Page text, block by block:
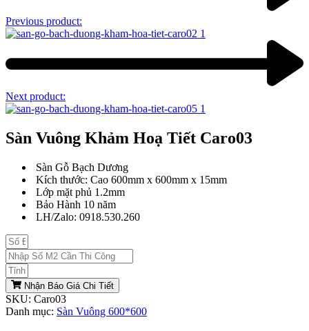
Previous product:
Next product:
Sàn Vuông Khảm Hoạ Tiết Caro03
Sàn Gỗ Bạch Dương
Kích thước: Cao 600mm x 600mm x 15mm
Lớp mặt phủ 1.2mm
Bảo Hành 10 năm
LH/Zalo: 0918.530.260
Nhận Báo Giá Chi Tiết
SKU: Caro03
Danh mục: Sàn Vuông 600*600